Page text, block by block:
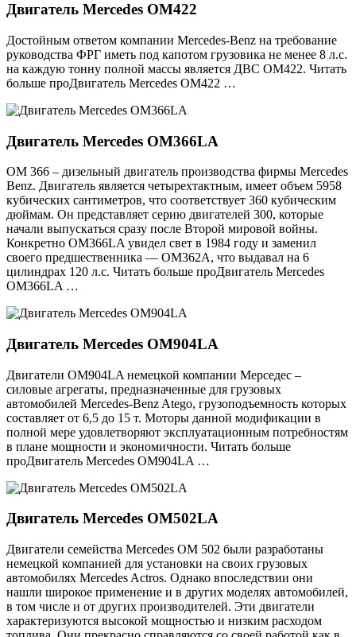
Двигатель Mercedes OM422
Достойным ответом компании Mercedes-Benz на требование
руководства ФРГ иметь под капотом грузовика не менее 8 л.с.
на каждую тонну полной массы является ДВС OM422. Читать
больше проДвигатель Mercedes OM422 …
Двигатель Mercedes OM366LA
ОМ 366 – дизельный двигатель производства фирмы Mercedes
Benz. Двигатель является четырехтактным, имеет объем 5958
кубических сантиметров, что соответствует 360 кубическим
дюймам. Он представляет серию двигателей 300, которые
начали выпускаться сразу после Второй мировой войны.
Конкретно ОМ366LA увидел свет в 1984 году и заменил
своего предшественника — ОМ362A, что выдавал на 6
цилиндрах 120 л.с. Читать больше проДвигатель Mercedes
OM366LA …
Двигатель Mercedes OM904LA
Двигатели OM904LA немецкой компании Мерседес –
силовые агрегаты, предназначенные для грузовых
автомобилей Mercedes-Benz Atego, грузоподъемность которых
составляет от 6,5 до 15 т. Моторы данной модификации в
полной мере удовлетворяют эксплуатационным потребностям
в плане мощности и экономичности. Читать больше
проДвигатель Mercedes OM904LA …
Двигатель Mercedes OM502LA
Двигатели семейства Mercedes OM 502 были разработаны
немецкой компанией для установки на своих грузовых
автомобилях Mercedes Actros. Однако впоследствии они
нашли широкое применение и в других моделях автомобилей,
в том числе и от других производителей. Эти двигатели
характеризуются высокой мощностью и низким расходом